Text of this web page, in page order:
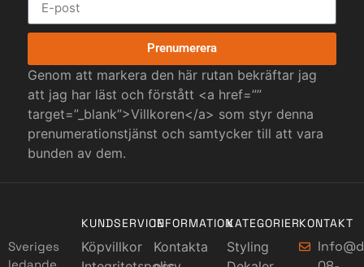
Prenumerera
Genom att markera den här rutan bekräftar jag
att jag har läst och förstått <a href=””
target=”_blank”>Villkoren</a> som styr denna
prenumerationstjänst och samtycker till att vara
bunden av dem.
Sveriges
KUNDSERVICE
Köpvillkor
INFORMATION
Kontakta
KATEGORIER
Styling
KONTAKT